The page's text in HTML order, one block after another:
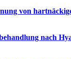
von
nach